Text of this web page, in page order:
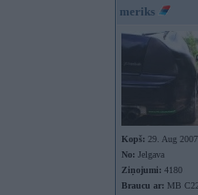
meriks
Kopš: 29. Aug 2007
No: Jelgava
Ziņojumi: 4180
Braucu ar: MB